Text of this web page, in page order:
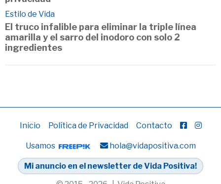
Estilo de Vida
El truco infalible para eliminar la triple línea
amarilla y el sarro del inodoro con solo 2
ingredientes
Inicio Política de Privacidad Contacto
Usamos hola@vidapositiva.com
Mi anuncio en el newsletter de Vida Positiva!